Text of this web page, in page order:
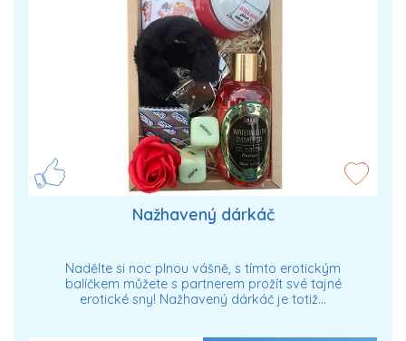
Nažhavený dárkáč
Nadělte si noc plnou vášně, s tímto erotickým
balíčkem můžete s partnerem prožít své tajné
erotické sny! Nažhavený dárkáč je totiž…